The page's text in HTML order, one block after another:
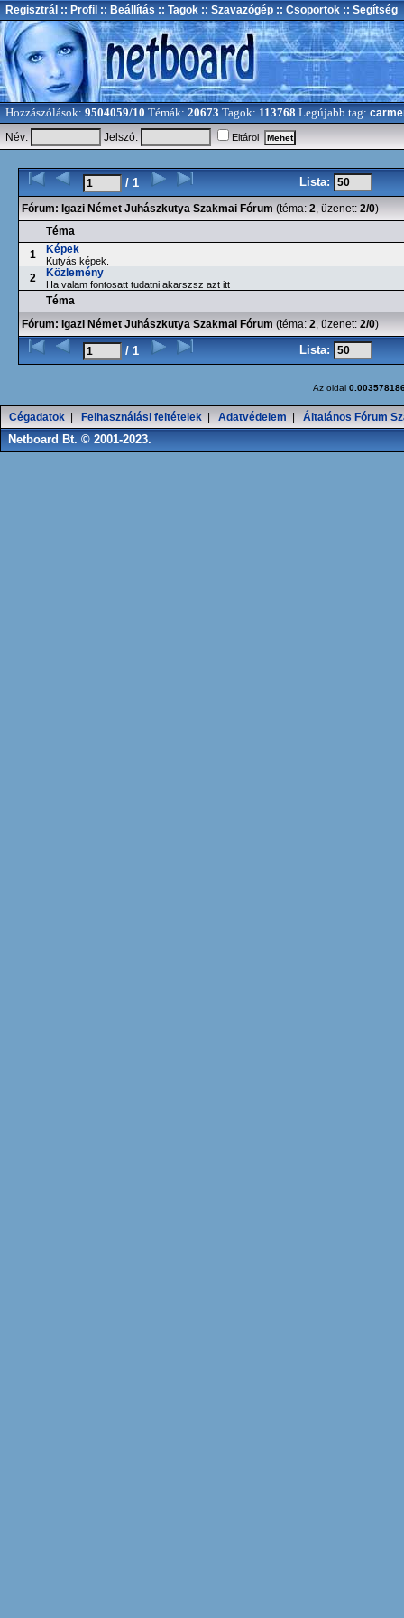
Regisztrál :: Profil :: Beállítás :: Tagok :: Szavazógép :: Csoportok :: Segítség
Hozzászólások: 9504059/10 Témák: 20673 Tagok: 113768 Legújabb tag:
Név:
Jelszó: Eltárol
/ 1 Lista:
Fórum: Igazi Német Juhászkutya Szakmai Fórum (téma: 2, üzenet: 2/0)
Téma
1
Képek
Kutyás képek.
2 Közlemény
Ha valam fontosatt tudatni akarszsz azt itt
Téma
Fórum: Igazi Német Juhászkutya Szakmai Fórum (téma: 2, üzenet: 2/0)
/ 1 Lista:
Az oldal
Cégadatok Felhasználási feltételek Adatvédelem Általános Fórum
Netboard Bt. © 2001-2023.